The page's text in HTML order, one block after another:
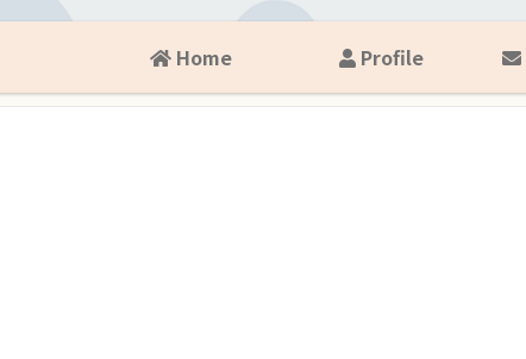
Home Profile